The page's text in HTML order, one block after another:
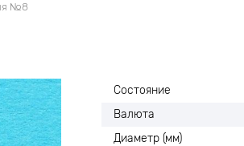
№8
Состояние
Валюта
Диаметр (мм)